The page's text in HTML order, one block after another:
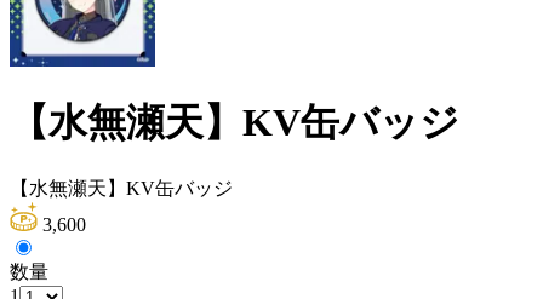
【水無瀬天】KV缶バッジ
【水無瀬天】KV缶バッジ
3,600
数量